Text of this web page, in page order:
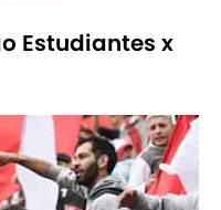
Estudiantes x